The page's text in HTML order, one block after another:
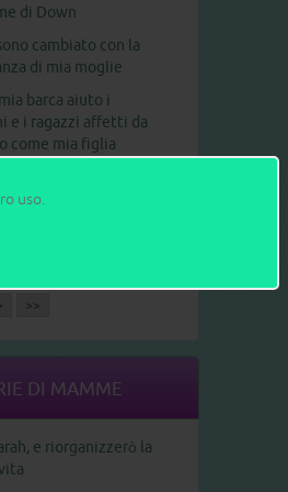
uso.
di Down
cambiato con la
di mia moglie
barca aiuto i
e i ragazzi affetti da
come mia figlia
piccoli
>>
DI MAMME
e riorganizzerò la